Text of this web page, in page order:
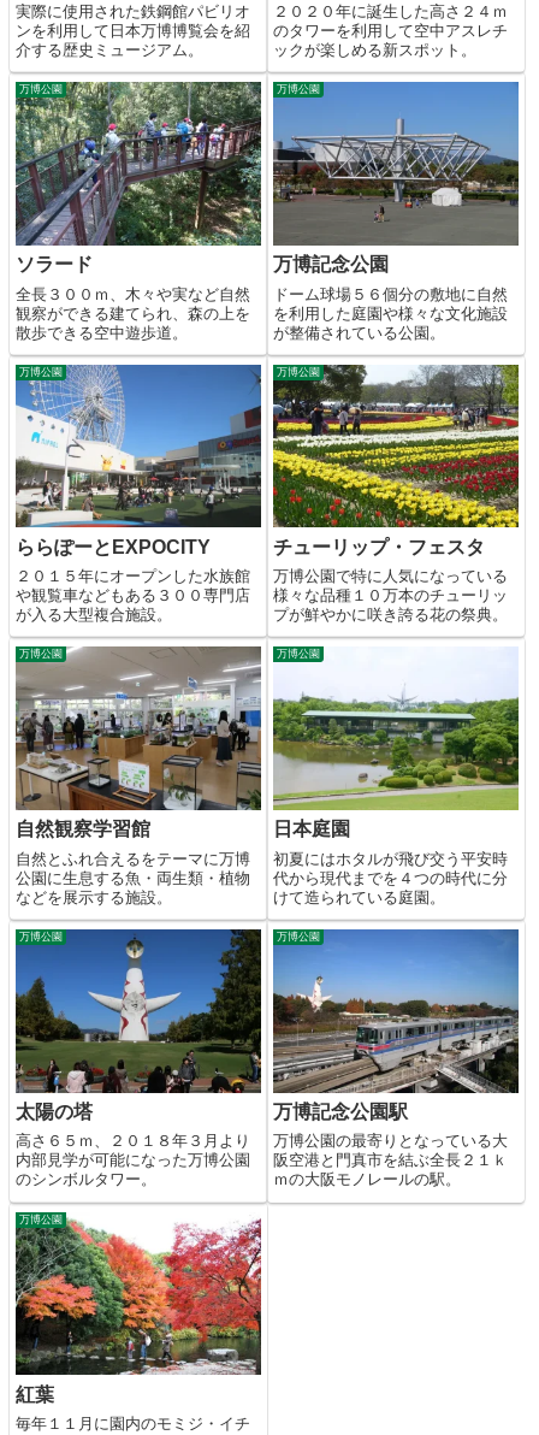
実際に使用された鉄鋼館パビリオ
ンを利用して日本万博博覧会を紹
介する歴史ミュージアム。
２０２０年に誕生した高さ２４ｍ
のタワーを利用して空中アスレチ
ックが楽しめる新スポット。
万博公園
ソラード
全長３００ｍ、木々や実など自然
観察ができる建てられ、森の上を
散歩できる空中遊歩道。
万博公園
万博記念公園
ドーム球場５６個分の敷地に自然
を利用した庭園や様々な文化施設
が整備されている公園。
万博公園
ららぽーとEXPOCITY
２０１５年にオープンした水族館
や観覧車などもある３００専門店
が入る大型複合施設。
万博公園
チューリップ・フェスタ
万博公園で特に人気になっている
様々な品種１０万本のチューリッ
プが鮮やかに咲き誇る花の祭典。
万博公園
自然観察学習館
自然とふれ合えるをテーマに万博
公園に生息する魚・両生類・植物
などを展示する施設。
万博公園
日本庭園
初夏にはホタルが飛び交う平安時
代から現代までを４つの時代に分
けて造られている庭園。
万博公園
太陽の塔
高さ６５ｍ、２０１８年３月より
内部見学が可能になった万博公園
のシンボルタワー。
万博公園
万博記念公園駅
万博公園の最寄りとなっている大
阪空港と門真市を結ぶ全長２１ｋ
ｍの大阪モノレールの駅。
万博公園
紅葉
毎年１１月に園内のモミジ・イチ